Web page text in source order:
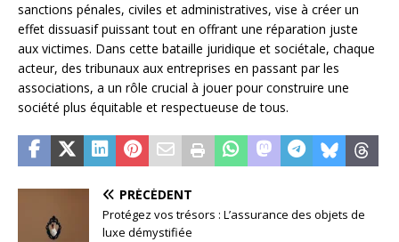
sanctions pénales, civiles et administratives, vise à créer un
effet dissuasif puissant tout en offrant une réparation juste
aux victimes. Dans cette bataille juridique et sociétale, chaque
acteur, des tribunaux aux entreprises en passant par les
associations, a un rôle crucial à jouer pour construire une
société plus équitable et respectueuse de tous.
PRÉCÉDENT
Protégez vos trésors : L’assurance des objets de
luxe démystifiée